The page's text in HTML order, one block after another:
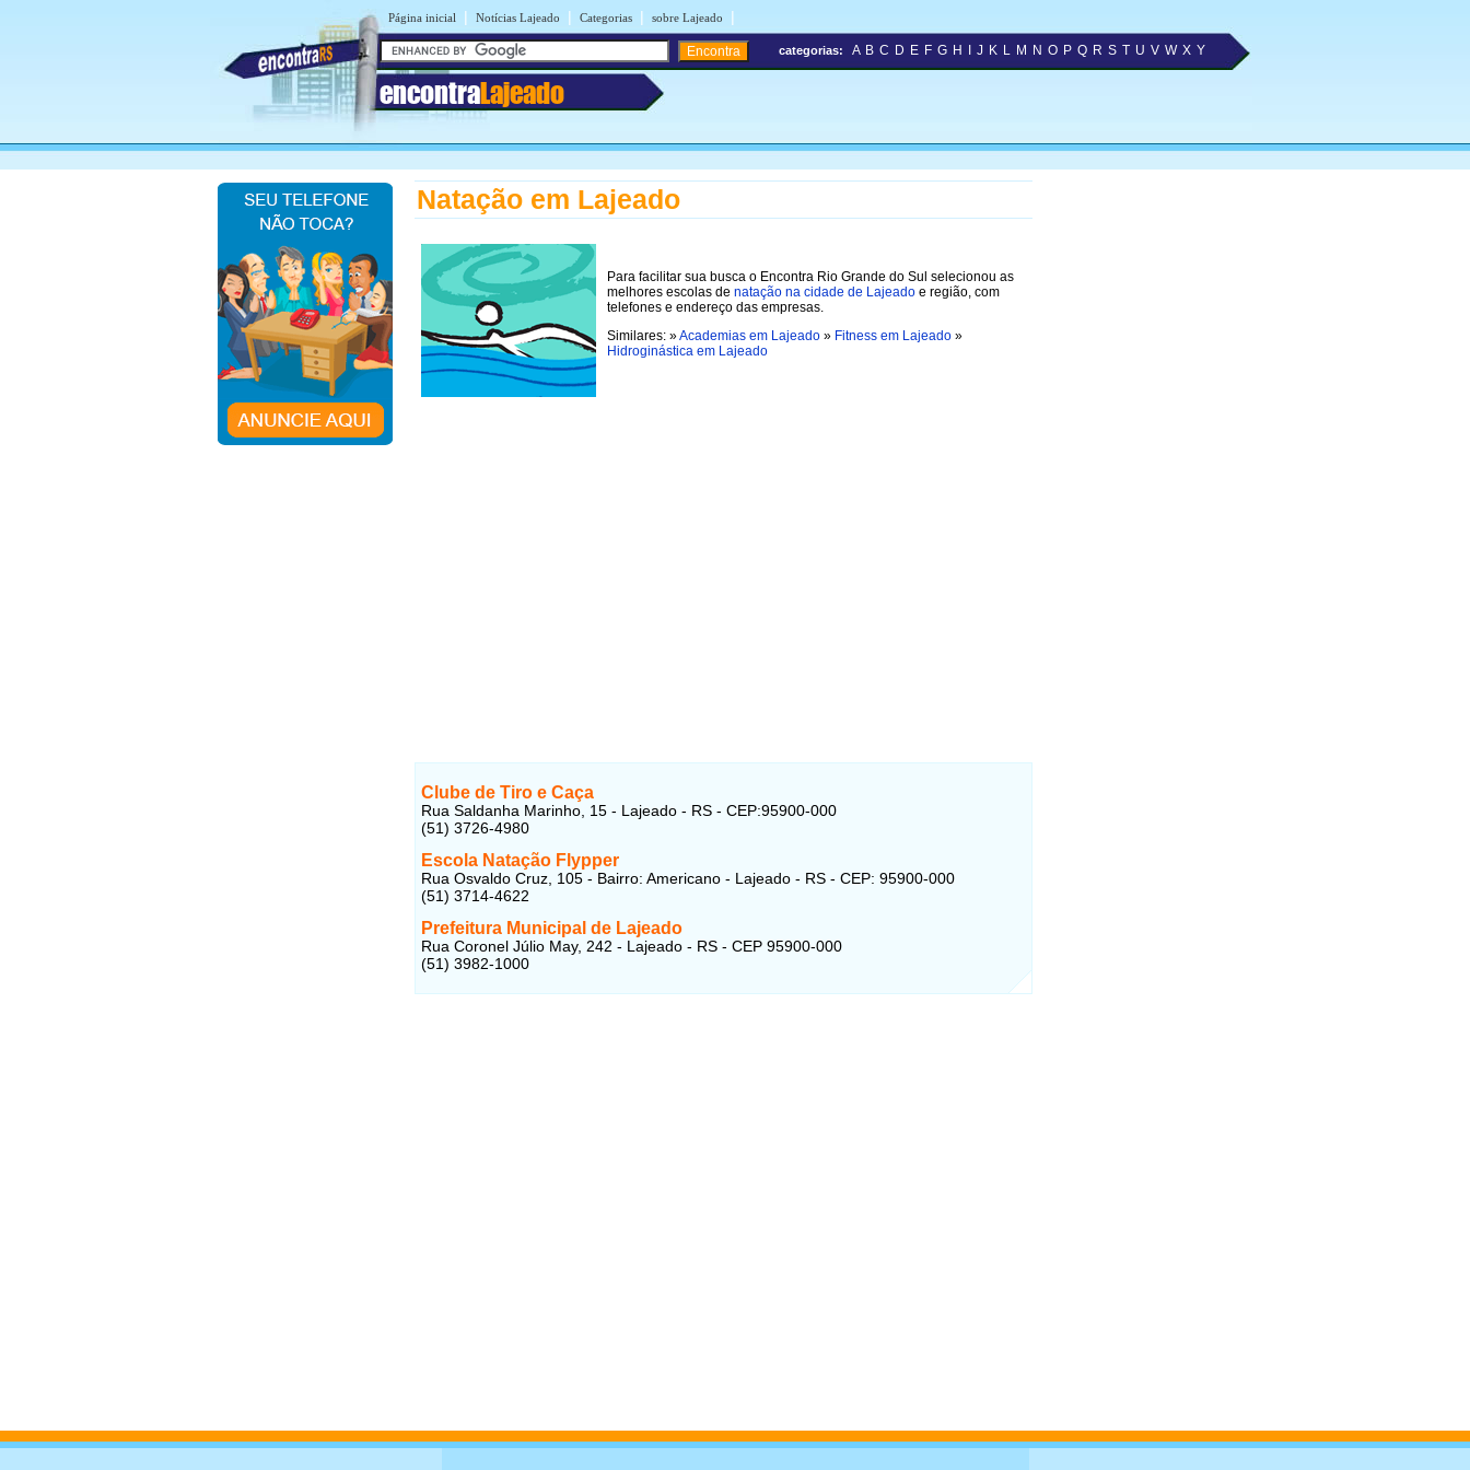
Página inicial | Notícias Lajeado | Categorias | sobre Lajeado |
encontraLajeado
categorias: A B C D E F G H J K L M N O P Q R S T U V W X Y
Natação em Lajeado
Para facilitar sua busca o Encontra Rio Grande do Sul selecionou as
melhores escolas de natação na cidade de Lajeado e região, com
telefones e endereço das empresas.
Similares: »Academias em Lajeado » Fitness em Lajeado »
Hidroginástica em Lajeado
Clube de Tiro e Caça
Rua Saldanha Marinho, 15 - Lajeado - RS - CEP:95900-000
(51) 3726-4980
Escola Natação Flypper
Rua Osvaldo Cruz, 105 - Bairro: Americano - Lajeado - RS - CEP: 95900-000
(51) 3714-4622
Prefeitura Municipal de Lajeado
Rua Coronel Júlio May, 242 - Lajeado - RS - CEP 95900-000
(51) 3982-1000